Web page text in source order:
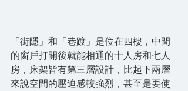
「街隱」和「巷踱」是位在四樓，中間
的窗戶打開後就能相通的十人房和七人
房，床架皆有第三層設計，比起下兩層
來說空間的壓迫感較強烈，甚至是要使